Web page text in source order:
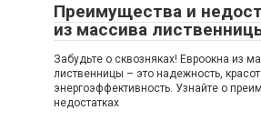
Преимущества и
из массива
Забудьте о сквозняках! Евроокна из
лиственницы – это надежность,
энергоэффективность. Узнайте о
недостатках